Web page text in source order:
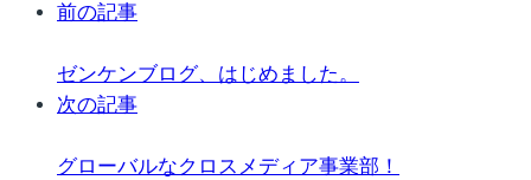
前の記事
ゼンケンブログ、はじめました。
次の記事
グローバルなクロスメディア事業部！